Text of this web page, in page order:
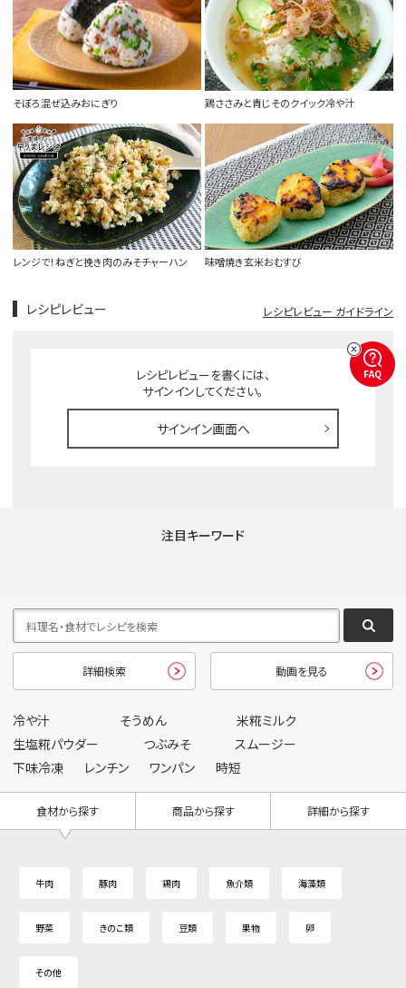
そぼろ混ぜ込みおにぎり 鶏ささみと青じそのクイック冷や汁
レンジで！ねぎと挽き肉のみそチャーハン 味噌焼き玄米おむすび
レシピレビュー レシピレビュー ガイドライン
レシピレビューを書くには、
サインインしてください。
サインイン画面へ
注目キーワード
詳細検索 動画を見る
冷や汁 そうめん
米糀ミルク
生塩糀パウダー
つぶみそ
スムージー
下味冷凍
レンチン ワンパン 時短
食材から探す 商品から探す 詳細から探す
牛肉 豚肉 鶏肉 魚介類 海藻類
野菜 きのこ類 豆類 果物 卵
その他
FAQ